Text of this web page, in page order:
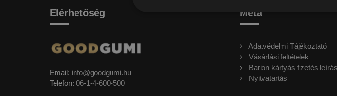
Elérhetőség
Email: info@goodgumi.hu
Telefon: 06-1-4-600-500
Meta
Adatvédelmi Tájékoztató
Vásárlási feltételek
Barion kártyás fizetés leírás
Nyitvatartás